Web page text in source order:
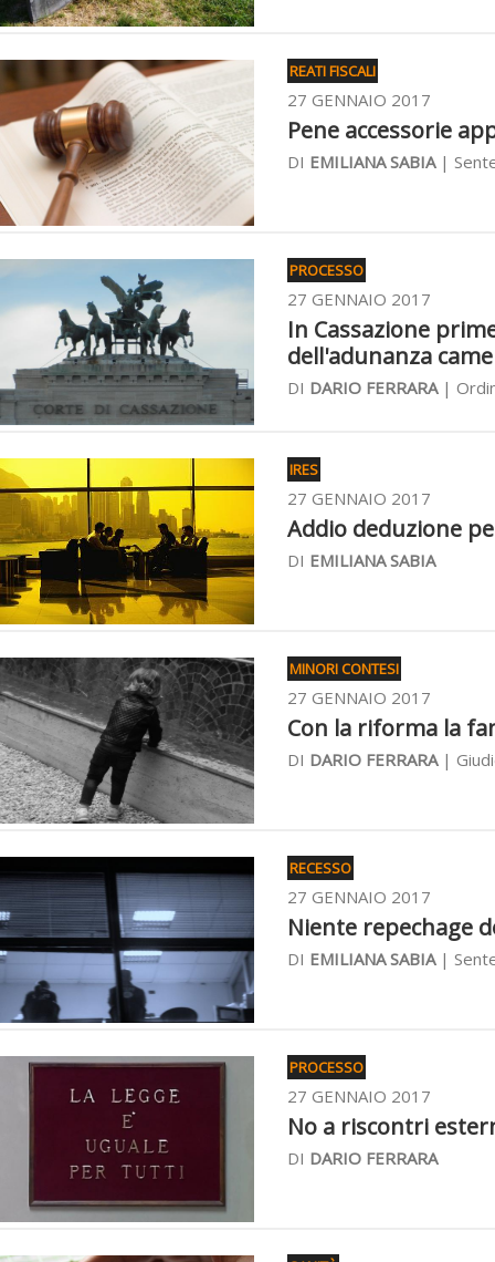
REATI FISCALI
27 GENNAIO 2017
Pene accessorie
DI EMILIANA SABIA|
PROCESSO
27 GENNAIO 2017
In Cassazione
dell'adunanza
DI DARIO FERRARA|
IRES
27 GENNAIO 2017
Addio deduzione
DI EMILIANA SABIA
MINORI CONTESI
27 GENNAIO 2017
Con la riforma la
DI DARIO FERRARA|
RECESSO
27 GENNAIO 2017
Niente repechage
DI EMILIANA SABIA|
PROCESSO
27 GENNAIO 2017
No a riscontri
DI DARIO FERRARA